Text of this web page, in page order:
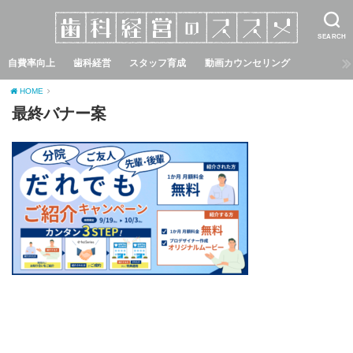
SEARCH
自費率向上 歯科経営 スタッフ育成 動画カウンセリング
HOME
最終バナー案